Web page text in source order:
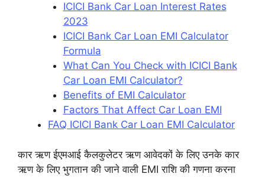
ICICI Bank Car Loan Interest Rates
2023
ICICI Bank Car Loan EMI Calculator
Formula
What Can You Check with ICICI Bank
Car Loan EMI Calculator?
Benefits of EMI Calculator
Factors That Affect Car Loan EMI
FAQ ICICI Bank Car Loan EMI Calculator
कार ऋण ईएमआई कैलकुलेटर ऋण आवेदकों के लिए उनके कार
ऋण के लिए भुगतान की जाने वाली EMI राशि की गणना करना